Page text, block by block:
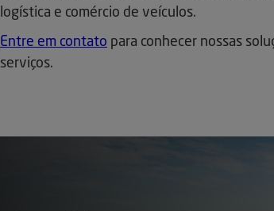
logística e comércio de veículos.
Entre em contato para conhecer nossas
serviços.